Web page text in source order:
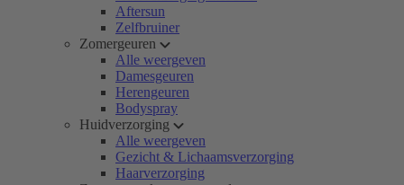
Aftersun
Zelfbruiner
Zomergeuren
Alle weergeven
Damesgeuren
Herengeuren
Bodyspray
Huidverzorging
Alle weergeven
Gezicht & Lichaamsverzorging
Haarverzorging